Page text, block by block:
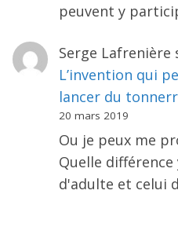
peuvent y
Serge Lafrenière
L’invention qui
lancer du
20 mars 2019
Ou je peux me
Quelle
d'adulte et celui